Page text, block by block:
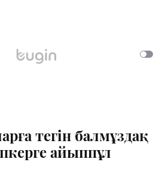
тегін балмұздақ
айыппұл